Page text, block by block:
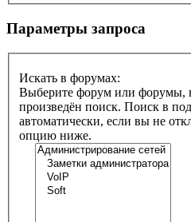
Параметры запроса
Искать в форумах:
Выберите форум или форумы,
произведён поиск. Поиск в
автоматически, если вы не
опцию ниже.